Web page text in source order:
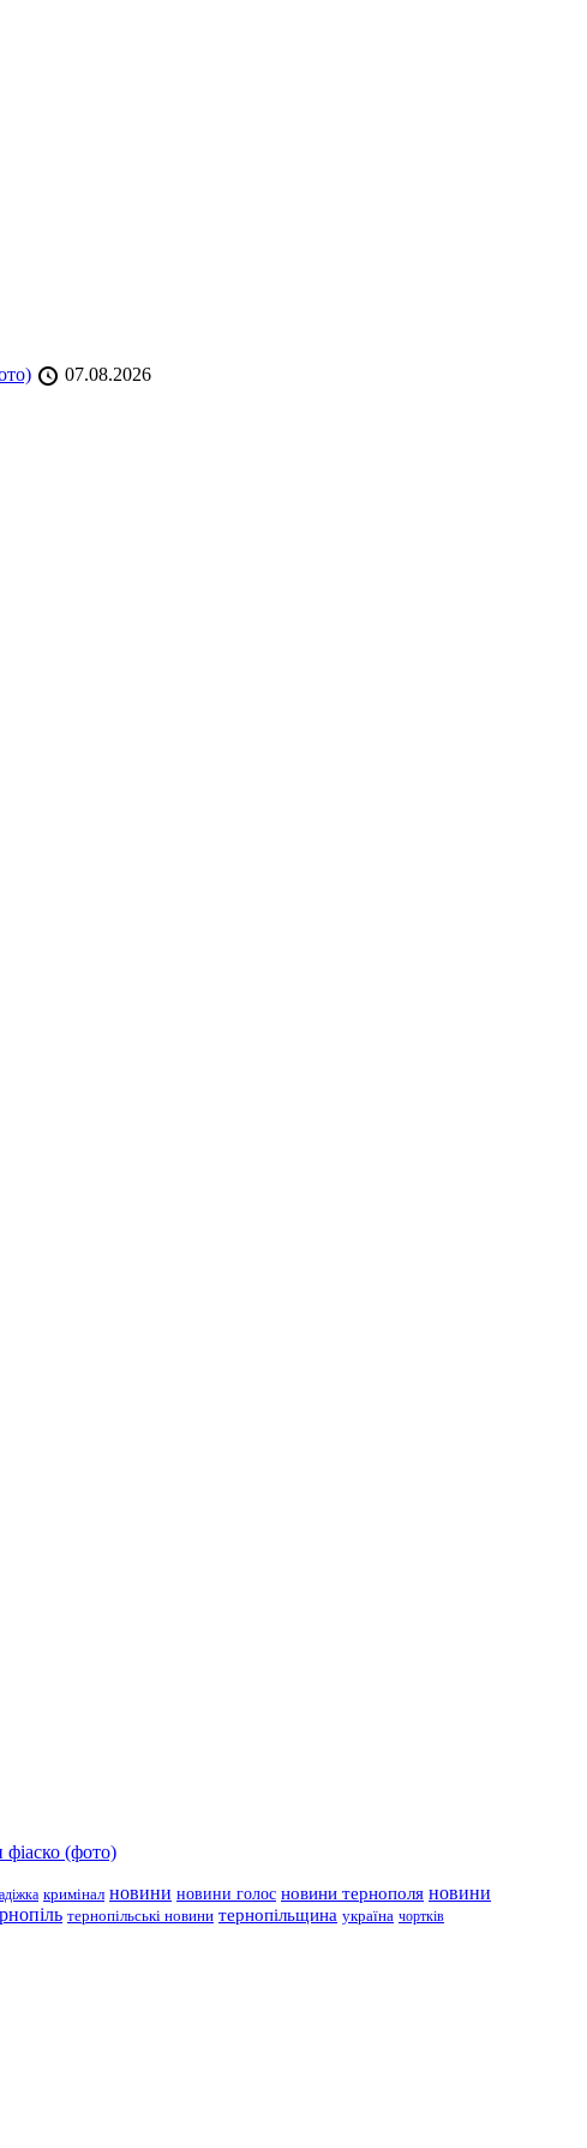
07.08.2026
фіаско (фото)
кримінал новини новини голос новини тернополя новини
тернопільські новини тернопільщина україна чортків